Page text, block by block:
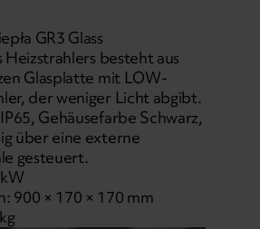
GR3 Glass
Heizstrahlers besteht aus
Glasplatte mit LOW-
der weniger Licht abgibt.
Gehäusefarbe Schwarz,
über eine externe
gesteuert.
900 × 170 × 170 mm